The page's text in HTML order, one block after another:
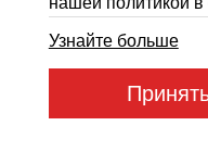
52075
Узнайте больше